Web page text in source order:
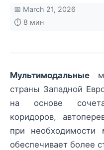
📅 March 21, 2026
⏱️ 8 мин
Мультимодальные
страны Западной
на основе
коридоров,
при необходимости
обеспечивает более